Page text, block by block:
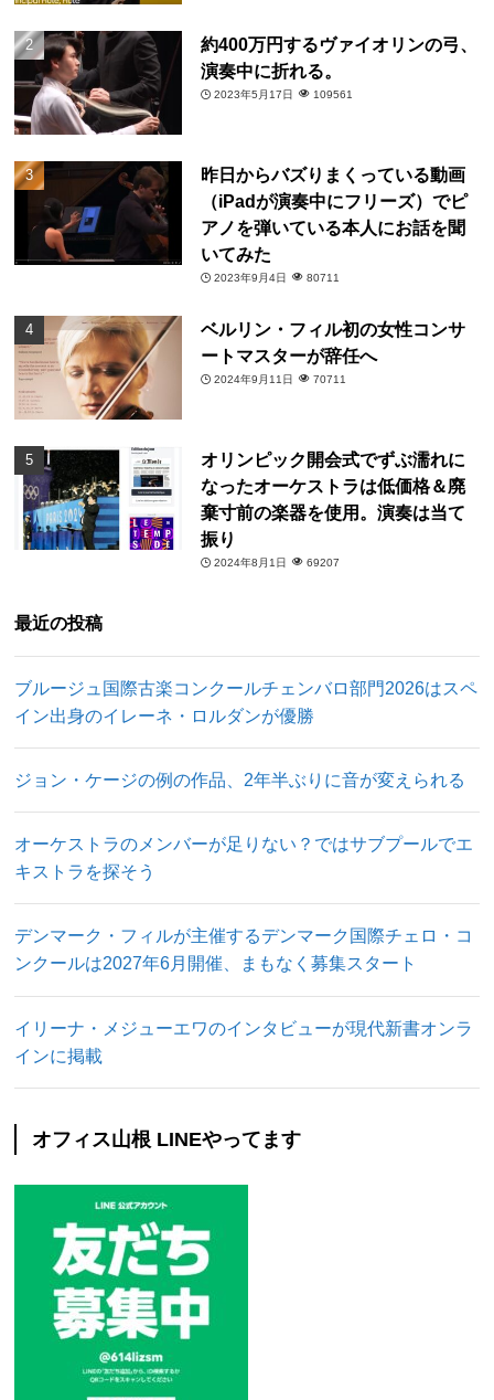
約400万円するヴァイオリンの弓、
演奏中に折れる。
2023年5月17日 109561
昨日からバズりまくっている動画
（iPadが演奏中にフリーズ）でピ
アノを弾いている本人にお話を聞
いてみた
2023年9月4日 80711
ベルリン・フィル初の女性コンサ
ートマスターが辞任へ
2024年9月11日 70711
オリンピック開会式でずぶ濡れに
なったオーケストラは低価格＆廃
棄寸前の楽器を使用。演奏は当て
振り
2024年8月1日 69207
最近の投稿
ブルージュ国際古楽コンクールチェンバロ部門2026はスペ
イン出身のイレーネ・ロルダンが優勝
ジョン・ケージの例の作品、2年半ぶりに音が変えられる
オーケストラのメンバーが足りない？ではサブプールでエ
キストラを探そう
デンマーク・フィルが主催するデンマーク国際チェロ・コ
ンクールは2027年6月開催、まもなく募集スタート
イリーナ・メジューエワのインタビューが現代新書オンラ
インに掲載
オフィス山根 LINEやってます